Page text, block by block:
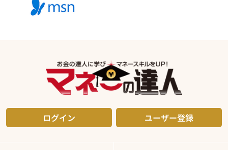
ログイン ユーザー登録